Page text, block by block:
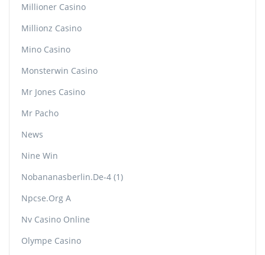
Millioner Casino
Millionz Casino
Mino Casino
Monsterwin Casino
Mr Jones Casino
Mr Pacho
News
Nine Win
Nobananasberlin.de-4 (1)
Npcse.org A
Nv Casino Online
Olympe Casino